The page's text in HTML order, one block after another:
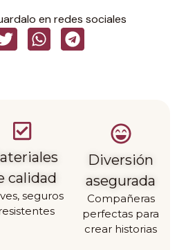
en redes sociales
calidad
seguros
Diversión
asegurada
Compañeras
perfectas para
crear historias